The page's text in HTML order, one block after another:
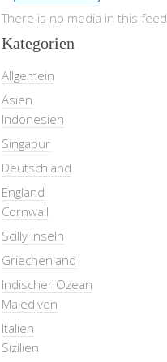
There is no media in this feed
Kategorien
Allgemein
Asien
Indonesien
Singapur
Deutschland
England
Cornwall
Scilly Inseln
Griechenland
Indischer Ozean
Malediven
Italien
Sizilien